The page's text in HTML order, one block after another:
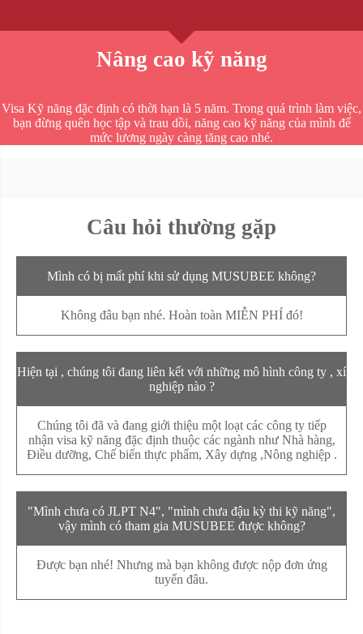
Nâng cao kỹ năng
Visa Kỹ năng đặc định có thời hạn là 5 năm. Trong quá trình làm việc,
bạn đừng quên học tập và trau dồi, năng cao kỹ năng của mình để
mức lương ngày càng tăng cao nhé.
Câu hỏi thường gặp
Mình có bị mất phí khi sử dụng MUSUBEE không?
Không đâu bạn nhé. Hoàn toàn MIỄN PHÍ đó!
Hiện tại , chúng tôi đang liên kết với những mô hình công ty , xí
nghiệp nào ?
Chúng tôi đã và đang giới thiệu một loạt các công ty tiếp
nhận visa kỹ năng đặc định thuộc các ngành như Nhà hàng,
Điều dưỡng, Chế biến thực phẩm, Xây dựng ,Nông nghiệp .
"Mình chưa có JLPT N4", "mình chưa đậu kỳ thi kỹ năng",
vậy mình có tham gia MUSUBEE được không?
Được bạn nhé! Nhưng mà bạn không được nộp đơn ứng
tuyển đâu.